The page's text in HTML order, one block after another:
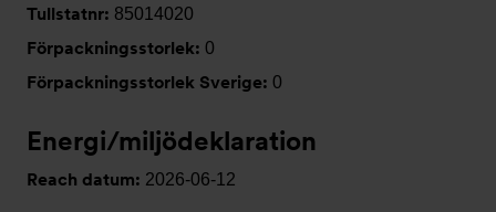
Tullstatnr: 85014020
Förpackningsstorlek: 0
Förpackningsstorlek Sverige: 0
Energi/miljödeklaration
Reach datum: 2026-06-12